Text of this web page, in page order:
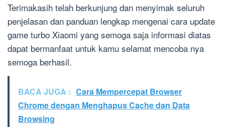
Terimakasih telah berkunjung dan menyimak seluruh
penjelasan dan panduan lengkap mengenai cara update
game turbo Xiaomi yang semoga saja informasi diatas
dapat bermanfaat untuk kamu selamat mencoba nya
semoga berhasil.
BACA JUGA : Cara Mempercepat Browser
Chrome dengan Menghapus Cache dan Data
Browsing